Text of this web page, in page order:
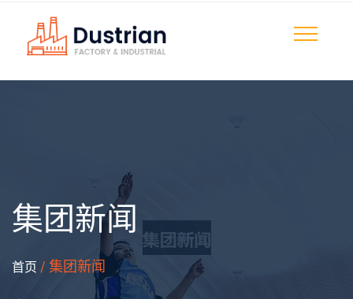
集团新闻
首页 / 集团新闻